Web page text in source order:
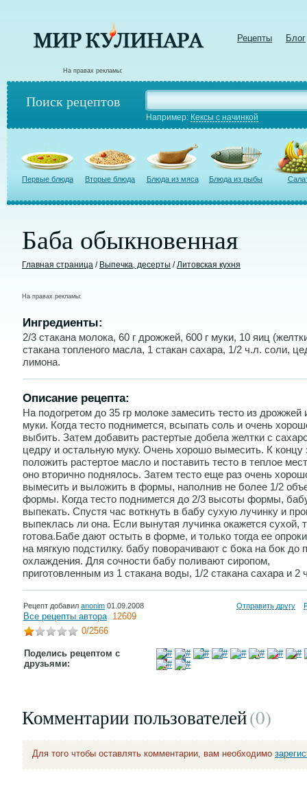
Рецепты Блог
На правах рекламы:
Поиск рецептов
Например: Кексы с начинкой
Первые блюда Вторые блюда Блюда из мяса Блюда из рыбы
Баба обыкновенная
Главная страница / Выпечка, десерты /Литовская кухня
На правах рекламы:
Ингредиенты:
2/3 стакана молока, 60 г дрожжей, 600 г муки, 10 яиц
стакана топленого масла, 1 стакан сахара, 1/2 ч.л. соли,
лимона.
Описание рецепта:
На подогретом до 35 гр молоке замесить тесто из дрожжей
муки. Когда тесто поднимется, всыпать соль и очень
выбить. Затем добавить растертые добела желтки с
цедру и остальную муку. Очень хорошо вымесить. К концу
положить растертое масло и поставить тесто в теплое
оно вторично поднялось. Затем тесто еще раз очень
вымесить и выложить в формы, наполнив не более 1/2
формы. Когда тесто поднимется до 2/3 высоты формы,
выпекать. Спустя час воткнуть в бабу сухую лучинку и
выпеклась ли она. Если вынутая лучинка окажется сухой,
готова.Бабе дают остыть в форме, и только тогда ее
на мягкую подстилку. бабу поворачивают с бока на бок до
охлаждения. Для сочности бабу поливают сиропом,
приготовленным из 1 стакана воды, 1/2 стакана сахара и 2
Рецепт добавил anonim 01.09.2008 Отправить другу
Все рецепты автора 12609
0/2566
Поделись рецептом с
друзьями:
Комментарии пользователей(0)
Для того чтобы оставлять комментарии, вам необходимо